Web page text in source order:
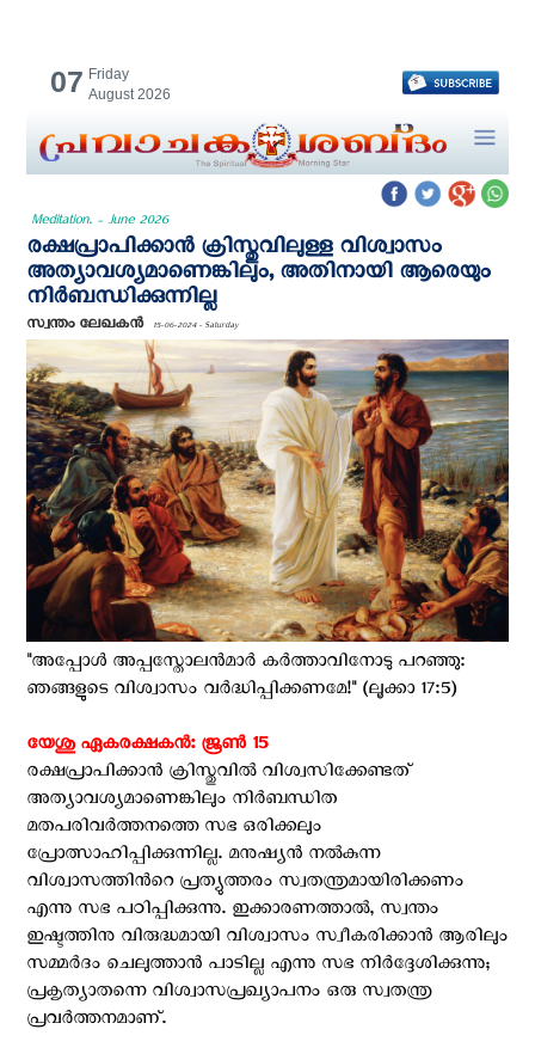
07 Friday
August 2026
Meditation. - June 2026
രക്ഷപ്രാപിക്കാൻ ക്രിസ്തുവിലുള്ള വിശ്വാസം
അത്യാവശ്യമാണെങ്കിലും, അതിനായി ആരെയും
നിർബന്ധിക്കുന്നില്ല
സ്വന്തം ലേഖകന്‍ 15-06-2024 - Saturday
"അപ്പോൾ അപ്പസ്തോലൻമാർ കർത്താവിനോടു പറഞ്ഞു:
ഞങ്ങളുടെ വിശ്വാസം വർദ്ധിപ്പിക്കണമേ!" (ലൂക്കാ 17:5)
യേശു ഏകരക്ഷകൻ: ജൂൺ 15
രക്ഷപ്രാപിക്കാൻ ക്രിസ്തുവിൽ വിശ്വസിക്കേണ്ടത്
അത്യാവശ്യമാണെങ്കിലും നിര്‍ബന്ധിത
മതപരിവർത്തനത്തെ സഭ ഒരിക്കലും
പ്രോത്സാഹിപ്പിക്കുന്നില്ല. മനുഷ്യന്‍ നല്‍കുന്ന
വിശ്വാസത്തിന്‍റെ പ്രത്യുത്തരം സ്വതന്ത്രമായിരിക്കണം
എന്നു സഭ പഠിപ്പിക്കുന്നു. ഇക്കാരണത്താല്‍, സ്വന്തം
ഇഷ്ടത്തിനു വിരുദ്ധമായി വിശ്വാസം സ്വീകരിക്കാന്‍ ആരിലും
സമ്മര്‍ദം ചെലുത്താന്‍ പാടില്ല എന്നു സഭ നിർദ്ദേശിക്കുന്നു;
പ്രകൃത്യാതന്നെ വിശ്വാസപ്രഖ്യാപനം ഒരു സ്വതന്ത്ര
പ്രവര്‍ത്തനമാണ്.